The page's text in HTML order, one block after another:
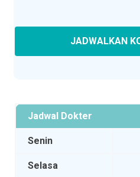
JADWALKAN
Jadwal Dokter
Senin
Selasa